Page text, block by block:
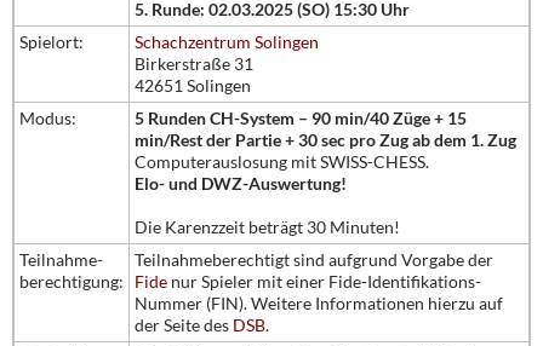
5. Runde: 02.03.2025 (SO) 15:30 Uhr
Spielort:
Schachzentrum Solingen
Birkerstraße 31
42651 Solingen
Modus:
5 Runden CH-System – 90 min/40 Züge + 15
min/Rest der Partie + 30 sec pro Zug ab dem 1. Zug
Computerauslosung mit SWISS-CHESS.
Elo- und DWZ-Auswertung!
Die Karenzzeit beträgt 30 Minuten!
Teilnahme-
berechtigung:
Teilnahmeberechtigt sind aufgrund Vorgabe der
Fide nur Spieler mit einer Fide-Identifikations-
Nummer (FIN). Weitere Informationen hierzu auf
der Seite des DSB.